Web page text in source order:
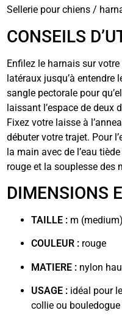
Sellerie pour chiens /
CONSEILS
Enfilez le harnais sur
latéraux jusqu’à entendre
sangle pectorale pour
laissant l’espace de deux
Fixez votre laisse à
débuter votre trajet. Pour
la main avec de l’eau
rouge et la souplesse des
DIMENSIONS
TAILLE : m (medium)
COULEUR : rouge
MATIERE : nylon
USAGE : idéal pour
collie ou